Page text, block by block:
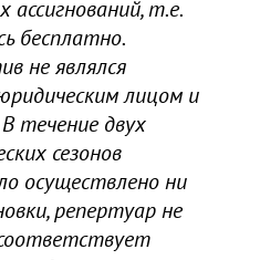
т.е.
бесплатно.
не являлся
лицом и
течение двух
сезонов
осуществлено ни
репертуар не